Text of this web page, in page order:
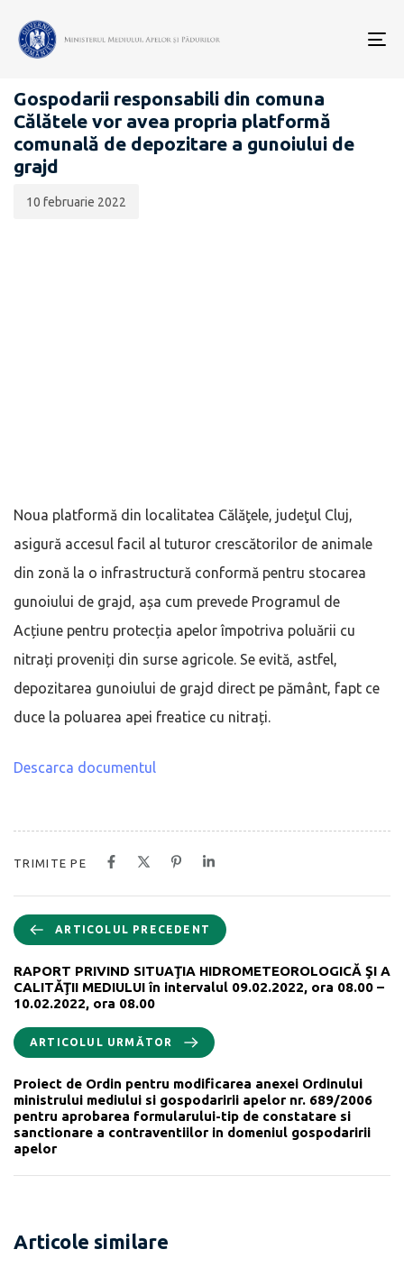
COMUNICATE DE PRESĂ
Gospodarii responsabili din comuna
Călătele vor avea propria platformă
comunală de depozitare a gunoiului de
grajd
publicării:
10 februarie 2022
Noua platformă din localitatea Călăţele, judeţul Cluj,
asigură accesul facil al tuturor crescătorilor de animale
din zonă la o infrastructură conformă pentru stocarea
gunoiului de grajd, așa cum prevede Programul de
Acțiune pentru protecția apelor împotriva poluării cu
nitrați proveniți din surse agricole. Se evită, astfel,
depozitarea gunoiului de grajd direct pe pământ, fapt ce
duce la poluarea apei freatice cu nitrați.
Descarca documentul
TRIMITE PE
ARTICOLUL PRECEDENT
RAPORT PRIVIND SITUAŢIA HIDROMETEOROLOGICĂ ŞI A
CALITĂŢII MEDIULUI în intervalul 09.02.2022, ora 08.00 –
10.02.2022, ora 08.00
ARTICOLUL URMĂTOR
Proiect de Ordin pentru modificarea anexei Ordinului
ministrului mediului si gospodaririi apelor nr. 689/2006
pentru aprobarea formularului-tip de constatare si
sanctionare a contraventiilor in domeniul gospodaririi
apelor
Articole similare